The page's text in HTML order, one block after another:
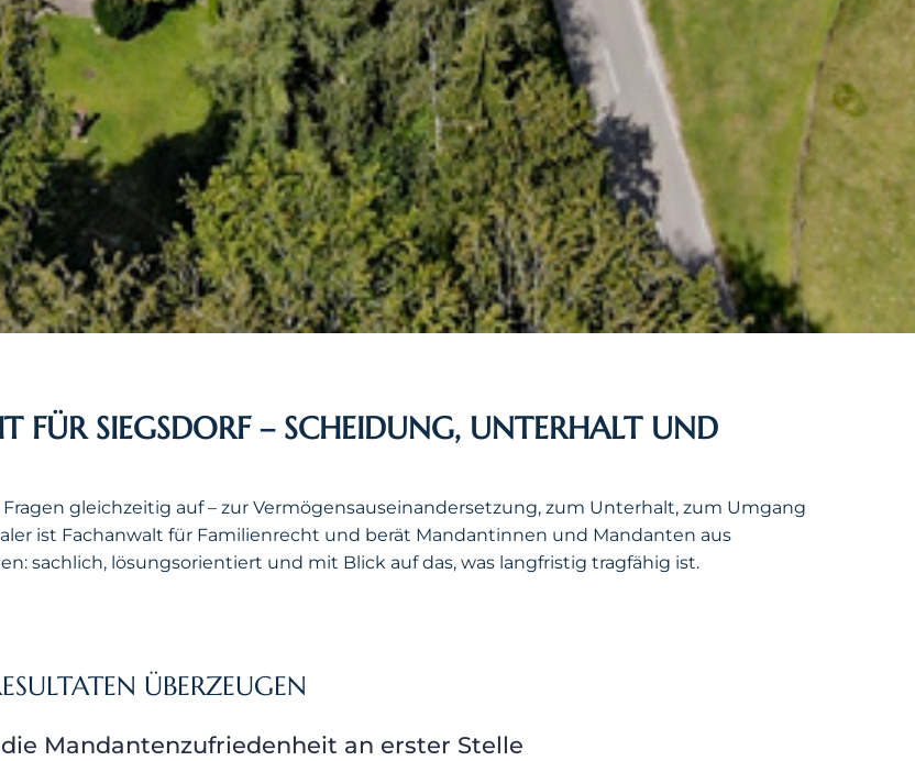
FÜR SIEGSDORF – SCHEIDUNG, UNTERHALT UND
gleichzeitig auf – zur Vermögensauseinandersetzung, zum Unterhalt, zum Umgang
ist Fachanwalt für Familienrecht und berät Mandantinnen und Mandanten aus
sachlich, lösungsorientiert und mit Blick auf das, was langfristig tragfähig ist.
ÜBERZEUGEN
Mandantenzufriedenheit an erster Stelle